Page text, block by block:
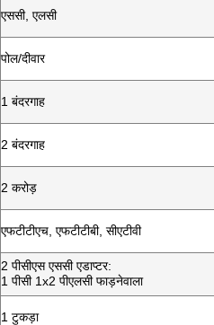
एससी, एलसी
पोल/दीवार
1 बंदरगाह
2 बंदरगाह
2 करोड़
एफटीटीएच, एफटीटीबी, सीएटीवी
2 पीसीएस एससी एडाप्टर:
1 पीसी 1x2 पीएलसी फाड़नेवाला
1 टुकड़ा